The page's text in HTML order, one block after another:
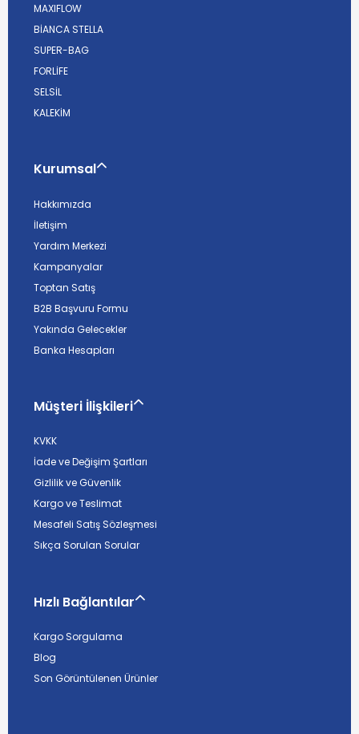
MAXIFLOW
BİANCA STELLA
SUPER-BAG
FORLİFE
SELSİL
KALEKİM
Kurumsal
Hakkımızda
İletişim
Yardım Merkezi
Kampanyalar
Toptan Satış
B2B Başvuru Formu
Yakında Gelecekler
Banka Hesapları
Müşteri İlişkileri
KVKK
İade ve Değişim Şartları
Gizlilik ve Güvenlik
Kargo ve Teslimat
Mesafeli Satış Sözleşmesi
Sıkça Sorulan Sorular
Hızlı Bağlantılar
Kargo Sorgulama
Blog
Son Görüntülenen Ürünler